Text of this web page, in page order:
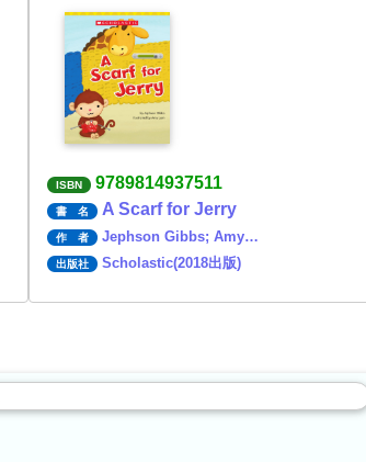
ISBN 9789814937511
書 名 A Scarf for Jerry
作 者 Jephson Gibbs; Amy…
出版社 Scholastic(2018出版)